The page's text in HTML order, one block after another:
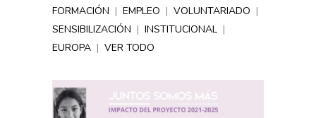
FORMACIÓN | EMPLEO | VOLUNTARIADO |
SENSIBILIZACIÓN | INSTITUCIONAL |
EUROPA | VER TODO